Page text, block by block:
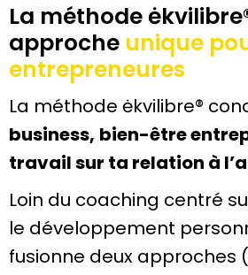
La méthode
approche unique
entrepreneures
La méthode ėkvilibre®
business, bien-être
travail sur ta relation à
Loin du coaching centré
le développement
fusionne deux approches